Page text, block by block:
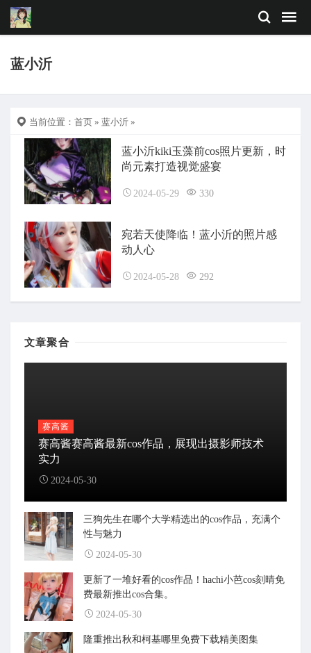
蓝小沂
当前位置： 首页 » 蓝小沂 »
蓝小沂kiki玉藻前cos照片更新，时
尚元素打造视觉盛宴
2024-05-29 330
宛若天使降临！蓝小沂的照片感
动人心
2024-05-28 292
文章聚合
赛高酱
赛高酱赛高酱最新cos作品，展现出摄影师技术
实力
2024-05-30
三狗先生在哪个大学精选出的cos作品，充满个
性与魅力
2024-05-30
更新了一堆好看的cos作品！hachi小芭cos刻晴免
费最新推出cos合集。
2024-05-30
隆重推出秋和柯基哪里免费下载精美图集